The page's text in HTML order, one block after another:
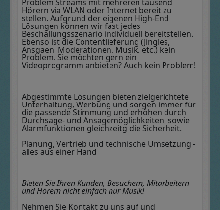
Problem Streams mit mehreren tausend
Hörern via WLAN oder Internet bereit zu
stellen. Aufgrund der eigenen High-End
Lösungen können wir fast jedes
Beschallungsszenario individuell bereitstellen.
Ebenso ist die Contentlieferung (Jingles,
Ansgaen, Moderationen, Musik, etc.) kein
Problem. Sie möchten gern ein
Videoprogramm anbieten? Auch kein Problem!
Abgestimmte Lösungen bieten zielgerichtete
Unterhaltung, Werbung und sorgen immer für
die passende Stimmung und erhöhen durch
Durchsage- und Ansagemöglichkeiten, sowie
Alarmfunktionen gleichzeitg die Sicherheit.
Planung, Vertrieb und technische Umsetzung -
alles aus einer Hand
Bieten Sie Ihren Kunden, Besuchern, Mitarbeitern
und Hörern nicht einfach nur Musik!
Nehmen Sie Kontakt zu uns auf und